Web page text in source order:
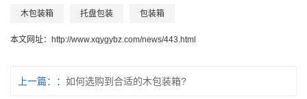
木包装箱 托盘包装 包装箱
本文网址： http://www.xqygybz.com/news/443.html
上一篇： 如何选购到合适的木包装箱?